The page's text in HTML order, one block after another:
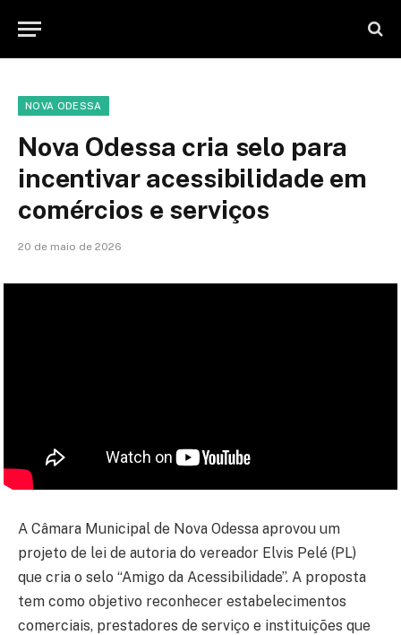
NOVA ODESSA
Nova Odessa cria selo para
incentivar acessibilidade em
comércios e serviços
20 de maio de 2026
A Câmara Municipal de Nova Odessa aprovou um
projeto de lei de autoria do vereador Elvis Pelé (PL)
que cria o selo “Amigo da Acessibilidade”. A proposta
tem como objetivo reconhecer estabelecimentos
comerciais, prestadores de serviço e instituições que